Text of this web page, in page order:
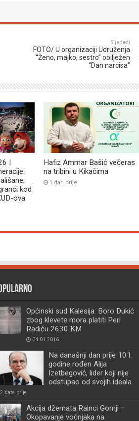
Sljedeći
FOTO/ U organizaciji Udruženja
“Ženo, majko, sestro” obilježen
“Dan narcisa”
|
kod
ova
Hafiz Ammar Bašić večeras
na tribini u Kikačima
1 dan prije
Općinski sud Kalesija: Boro Dukić
zbog klevete mora platiti Peri
Radiću 2630 KM
04.01.2016.
Na današnji dan prije 101.
godine rođen Alija
Izetbegović, lider koji nije
odstupao od svojih ideala
2 sata prije
Akcija džemata Rainci Gornji –
Okopavanje voćnjaka na